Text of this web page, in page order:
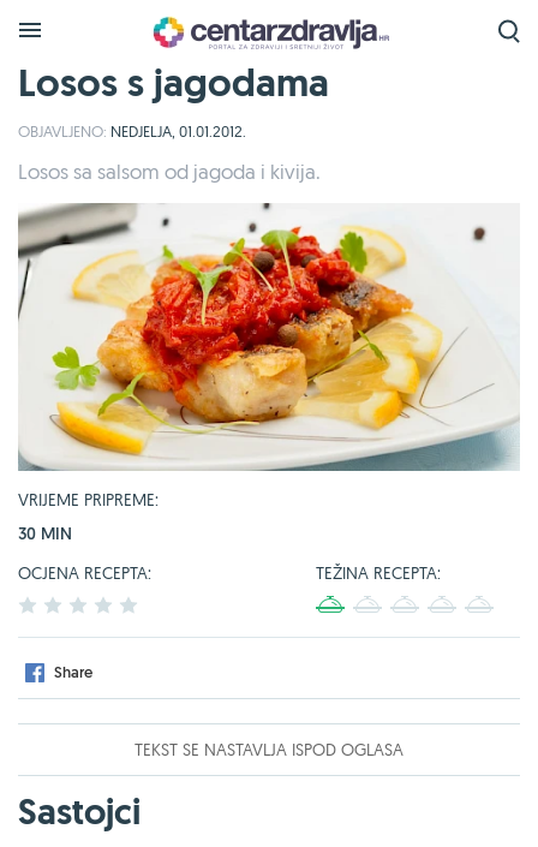
Losos s jagodama
OBJAVLJENO: NEDJELJA, 01.01.2012.
Losos sa salsom od jagoda i kivija.
VRIJEME PRIPREME:
30 MIN
OCJENA RECEPTA:
2 3 4
TEŽINA RECEPTA:
4
Share
TEKST SE NASTAVLJA ISPOD OGLASA
Sastojci